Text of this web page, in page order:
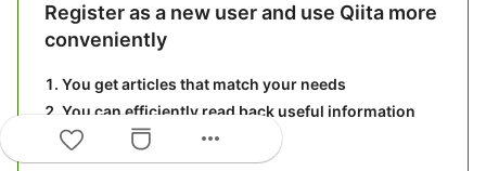
Register as a new user and use Qiita more
conveniently
You get articles that match your needs
You can efficiently read back useful information
You can use dark theme
more_horiz